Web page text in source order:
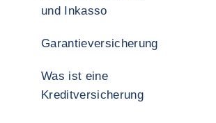
und Inkasso
Garantieversicherung
Was ist eine
Kreditversicherung